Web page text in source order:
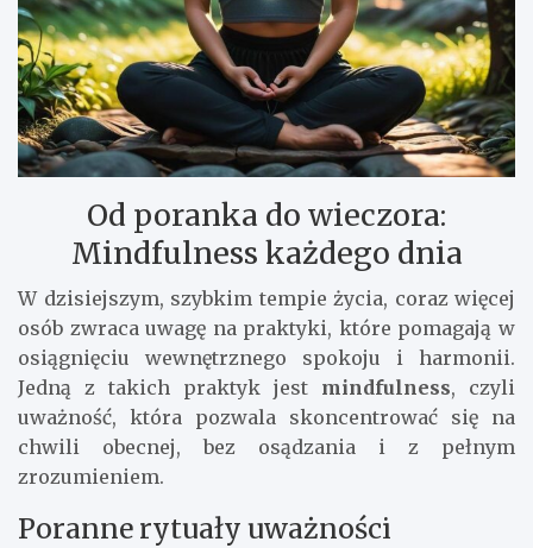
Od poranka do wieczora:
Mindfulness każdego dnia
W dzisiejszym, szybkim tempie życia, coraz więcej
osób zwraca uwagę na praktyki, które pomagają w
osiągnięciu wewnętrznego spokoju i harmonii.
Jedną z takich praktyk jest mindfulness, czyli
uważność, która pozwala skoncentrować się na
chwili obecnej, bez osądzania i z pełnym
zrozumieniem.
Poranne rytuały uważności